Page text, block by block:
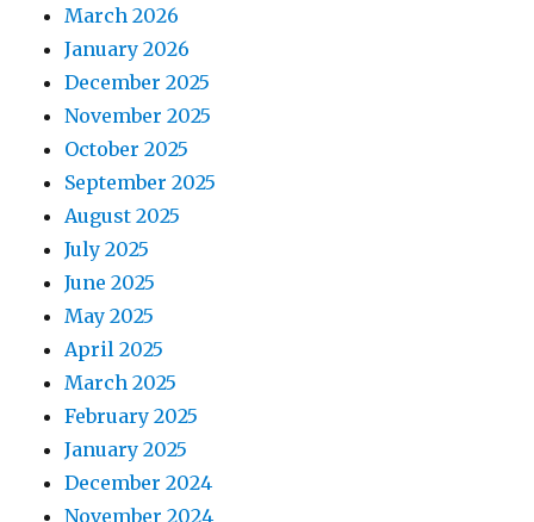
March 2026
January 2026
December 2025
November 2025
October 2025
September 2025
August 2025
July 2025
June 2025
May 2025
April 2025
March 2025
February 2025
January 2025
December 2024
November 2024